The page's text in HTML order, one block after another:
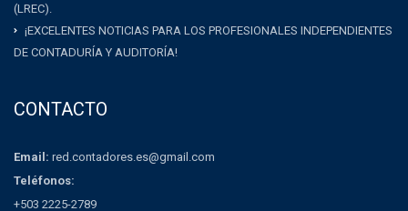
(LREC).
¡EXCELENTES NOTICIAS PARA LOS PROFESIONALES INDEPENDIENTES
DE CONTADURÍA Y AUDITORÍA!
CONTACTO
Email: red.contadores.es@gmail.com
Teléfonos:
+503 2225-2789